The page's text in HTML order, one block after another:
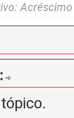
Acréscimo